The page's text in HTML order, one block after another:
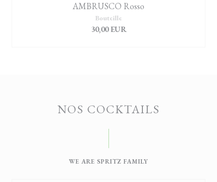
AMBRUSCO Rosso
30,00 EUR
Bouteille
NOS COCKTAILS
WE ARE SPRITZ FAMILY